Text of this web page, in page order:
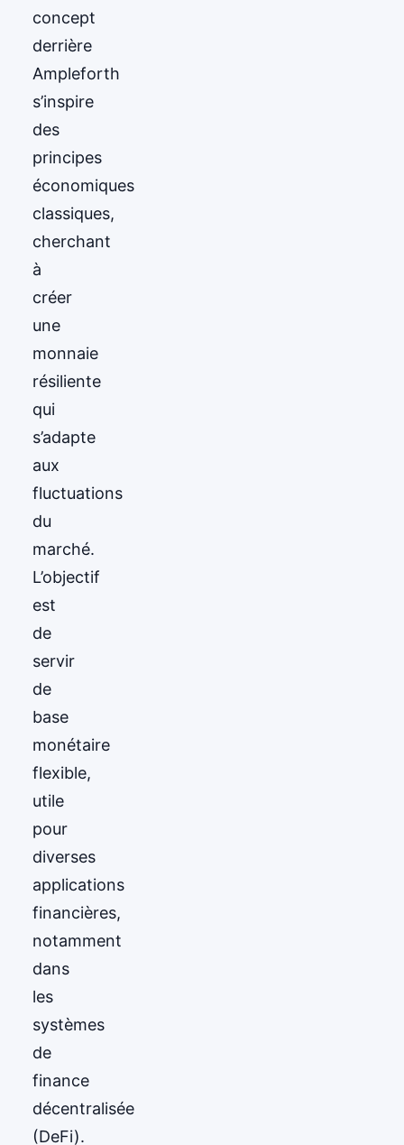
concept
derrière
Ampleforth
s’inspire
des
principes
économiques
classiques,
cherchant
à
créer
une
monnaie
résiliente
qui
s’adapte
aux
fluctuations
du
marché.
L’objectif
est
de
servir
de
base
monétaire
flexible,
utile
pour
diverses
applications
financières,
notamment
dans
les
systèmes
de
finance
décentralisée
(DeFi).